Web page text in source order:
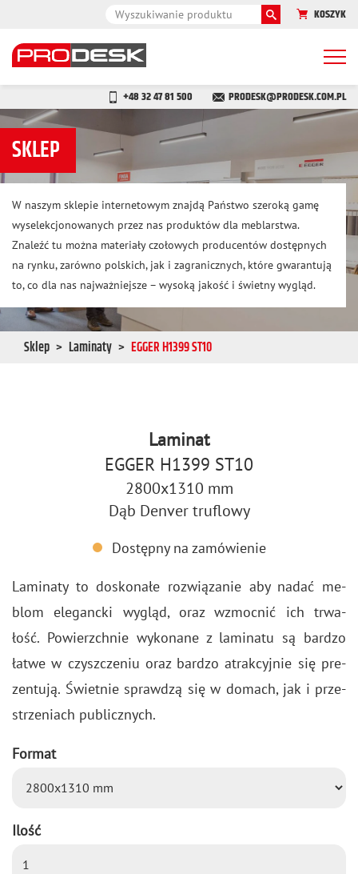
KOSZYK
+48 32 47 81 500 PRODESK@PRODESK.COM.PL
SKLEP
W naszym sklepie internetowym znajdą Państwo szeroką gamę
wyselekcjonowanych przez nas produktów dla meblarstwa.
Znaleźć tu można materiały czołowych producentów dostępnych
na rynku, zarówno polskich, jak i zagranicznych, które gwarantują
to, co dla nas najważniejsze – wysoką jakość i świetny wygląd.
Sklep Laminaty EGGER H1399 ST10
Laminat
EGGER H1399 ST10
2800x1310 mm
Dąb Denver truflowy
Dostępny na zamówienie
La­mi­na­ty to do­sko­na­łe roz­wią­za­nie aby nadać me­
blom ele­ganc­ki wy­gląd, oraz wzmoc­nić ich trwa­
łość. Po­wierzch­nie wy­ko­na­ne z la­mi­na­tu są bar­dzo
łatwe w czysz­cze­niu oraz bar­dzo atrak­cyj­nie się pre­
zen­tu­ją. Świet­nie spraw­dzą się w do­mach, jak i prze­
strze­niach pu­blicz­nych.
Format
Ilość